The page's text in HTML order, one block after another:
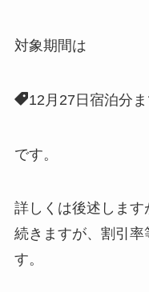
対象期間は
12月27日宿泊分
です。
詳しくは後述しま
続きますが、割引率
す。